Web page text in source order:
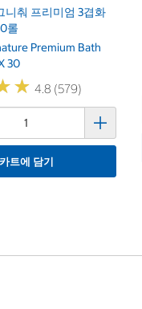
니춰 프리미엄 3겹화
롤
Premium Bath
30
★
★ 4.8 (579)
카트에 담기